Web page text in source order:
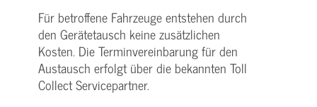
Für betroffene Fahrzeuge entstehen durch
den Gerätetausch keine zusätzlichen
Kosten. Die Terminvereinbarung für den
Austausch erfolgt über die bekannten Toll
Collect Servicepartner.